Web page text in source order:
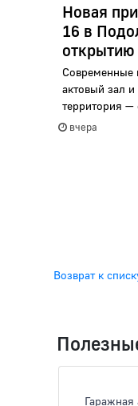
Новая
16 в
открытию
Современные
актовый зал и
территория —
вчера
Возврат к
Гаражная